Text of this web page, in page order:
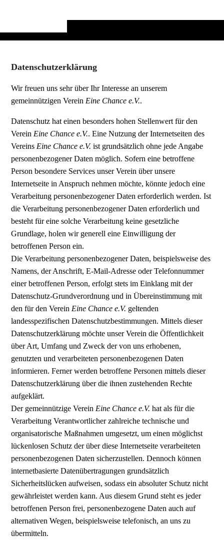
Datenschutzerklärung
Wir freuen uns sehr über Ihr Interesse an unserem
gemeinnützigen Verein Eine Chance e.V..
Datenschutz hat einen besonders hohen Stellenwert für den
Verein Eine Chance e.V.. Eine Nutzung der Internetseiten des
Vereins Eine Chance e.V. ist grundsätzlich ohne jede Angabe
personenbezogener Daten möglich. Sofern eine betroffene
Person besondere Services unser Verein über unsere
Internetseite in Anspruch nehmen möchte, könnte jedoch eine
Verarbeitung personenbezogener Daten erforderlich werden. Ist
die Verarbeitung personenbezogener Daten erforderlich und
besteht für eine solche Verarbeitung keine gesetzliche
Grundlage, holen wir generell eine Einwilligung der
betroffenen Person ein.
Die Verarbeitung personenbezogener Daten, beispielsweise des
Namens, der Anschrift, E-Mail-Adresse oder Telefonnummer
einer betroffenen Person, erfolgt stets im Einklang mit der
Datenschutz-Grundverordnung und in Übereinstimmung mit
den für den Verein Eine Chance e.V. geltenden
landesspezifischen Datenschutzbestimmungen. Mittels dieser
Datenschutzerklärung möchte unser Verein die Öffentlichkeit
über Art, Umfang und Zweck der von uns erhobenen,
genutzten und verarbeiteten personenbezogenen Daten
informieren. Ferner werden betroffene Personen mittels dieser
Datenschutzerklärung über die ihnen zustehenden Rechte
aufgeklärt.
Der gemeinnützige Verein Eine Chance e.V. hat als für die
Verarbeitung Verantwortlicher zahlreiche technische und
organisatorische Maßnahmen umgesetzt, um einen möglichst
lückenlosen Schutz der über diese Internetseite verarbeiteten
personenbezogenen Daten sicherzustellen. Dennoch können
internetbasierte Datenübertragungen grundsätzlich
Sicherheitslücken aufweisen, sodass ein absoluter Schutz nicht
gewährleistet werden kann. Aus diesem Grund steht es jeder
betroffenen Person frei, personenbezogene Daten auch auf
alternativen Wegen, beispielsweise telefonisch, an uns zu
übermitteln.